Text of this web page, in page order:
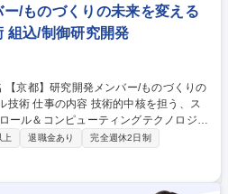
クセル、ワード、パワーポイント等）
業部/岡山】CAE解析技術者
ー/ものづくりの未来を変える
組込/制御研究開発
を担う、ス
ール＆コンピューティングテクノロジー
術領域における組込ソフトウェアの技術
御/仮想化/エッジAI)■エッジ～クラウド連
クチャ設計■IT/OTコネクティビティ／セ
上 退職金あり
完全週休2日制